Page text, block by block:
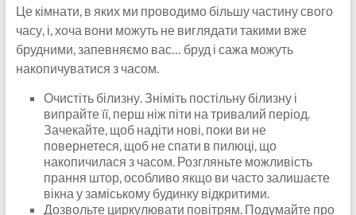
Це кімнати, в яких ми проводимо більшу частину свого
часу, і, хоча вони можуть не виглядати такими вже
брудними, запевняємо вас… бруд і сажа можуть
накопичуватися з часом.
Очистіть білизну. Зніміть постільну білизну і
випрайте її, перш ніж піти на тривалий період.
Зачекайте, щоб надіти нові, поки ви не
повернетеся, щоб не спати в пилюці, що
накопичилася з часом. Розгляньте можливість
прання штор, особливо якщо ви часто залишаєте
вікна у заміському будинку відкритими.
Дозвольте циркулювати повітрям. Подумайте про